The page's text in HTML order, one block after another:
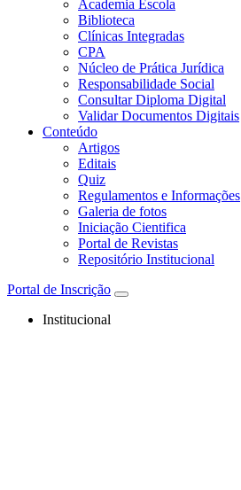
Academia Escola
Biblioteca
Clínicas Integradas
CPA
Núcleo de Prática Jurídica
Responsabilidade Social
Consultar Diploma Digital
Validar Documentos Digitais
Conteúdo
Artigos
Editais
Quiz
Regulamentos e Informações
Galeria de fotos
Iniciação Cientifica
Portal de Revistas
Repositório Institucional
Portal de Inscrição
Institucional